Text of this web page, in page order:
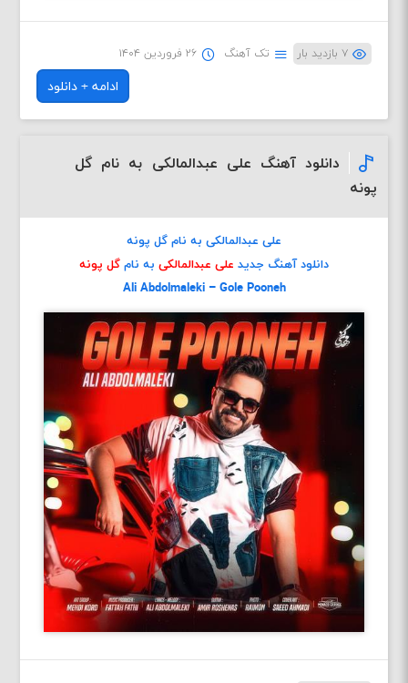
۷ بازدید بار تک آهنگ ۲۶ فروردین ۱۴۰۴
ادامه + دانلود
دانلود آهنگ علی عبدالمالکی به نام گل
پونه
علی عبدالمالکی به نام گل پونه
دانلود آهنگ جدید علی عبدالمالکی به نام گل پونه
Ali Abdolmaleki – Gole Pooneh